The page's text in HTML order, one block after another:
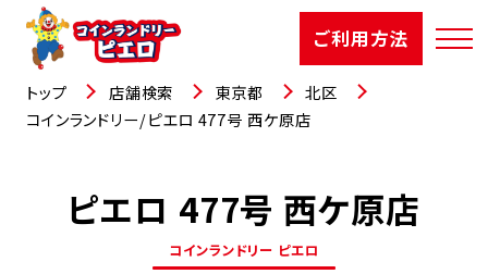
ご利用方法
店舗検索
選ばれる理由
トップ 店舗検索 東京都
北区
コインランドリー/ピエロ 477号 西ケ原店
ピエロ 477号 西ケ原店
コインランドリー ピエロ